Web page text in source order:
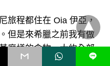
旅程都住在 Oia 伊亞，
但是來希臘之前我有做
麼樣的食物，大約全部
不知道哪間餐廳是最好
L